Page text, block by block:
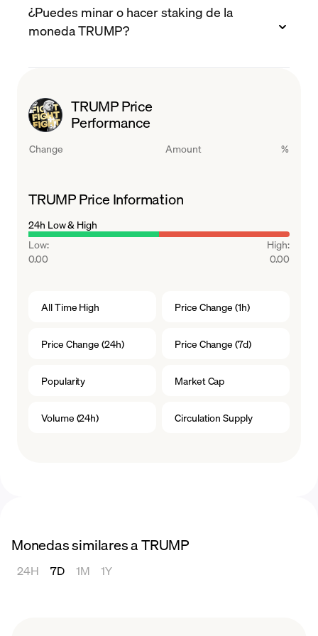
blockchain de Solana, que es rápida y de bajo
costo, y una comunidad construida sobre la
¿Puedes minar o hacer staking de la
moneda TRUMP?
No, no puedes minar ni hacer staking con
suministro fijo en Solana y no está diseñado
para recompensas de minería o staking.
TRUMP Price
Performance
Change Amount %
TRUMP Price Information
24h Low & High
Low:
0.00
High:
0.00
All Time High Price Change (1h)
Price Change (24h) Price Change (7d)
Popularity Market Cap
Volume (24h) Circulation Supply
Monedas similares a TRUMP
24H 7D 1M 1Y